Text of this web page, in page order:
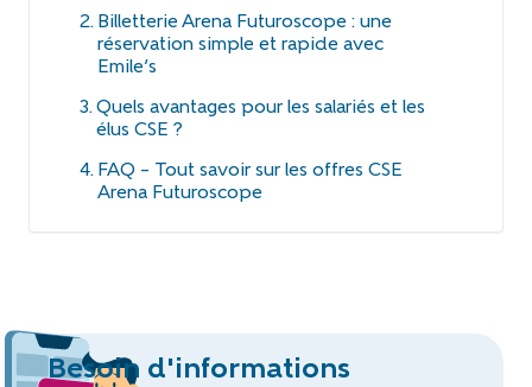
Billetterie Arena Futuroscope : une
réservation simple et rapide avec
Emile’s
Quels avantages pour les salariés et les
élus CSE ?
FAQ – Tout savoir sur les offres CSE
Arena Futuroscope
Besoin d'informations